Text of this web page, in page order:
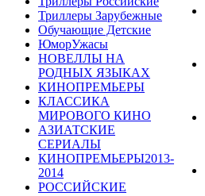
Триллеры Зарубежные
Обучающие Детские
ЮморУжасы
НОВЕЛЛЫ НА
РОДНЫХ ЯЗЫКАХ
КИНОПРЕМЬЕРЫ
КЛАССИКА
МИРОВОГО КИНО
АЗИАТСКИЕ
СЕРИАЛЫ
КИНОПРЕМЬЕРЫ2013-
2014
РОССИЙСКИЕ